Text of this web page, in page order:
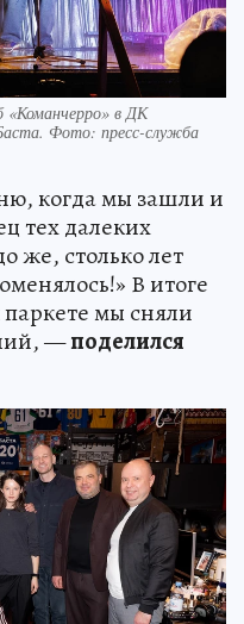
«Команчерро» в ДК
Фото: пресс-служба
когда мы зашли и
тех далеких
же, столько лет
В итоге
мы сняли
—поделился